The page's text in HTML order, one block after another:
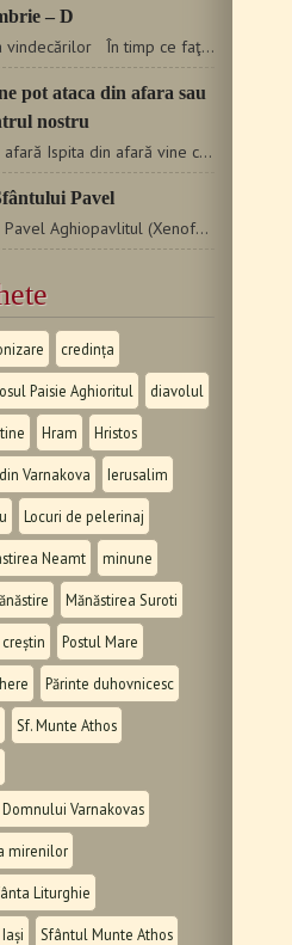
– D
Harisma vindecărilor În timp ce faţă de alţii…
pot ataca din afara sau
nostru
Ispita din afară Ispita din afară vine cu cele cinci simţiri,…
Pavel
Părintele Pavel Aghiopavlitul (Xenofont Tzamarias al lui Evstatie),…
credința
Paisie Aghioritul diavolul
Hram Hristos
Varnakova Ierusalim
Locuri de pelerinaj
Neamt minune
Mănăstirea Suroti
Postul Mare
Părinte duhovnicesc
Sf. Munte Athos
Varnakovas
mirenilor
Liturghie
Sfântul Munte Athos